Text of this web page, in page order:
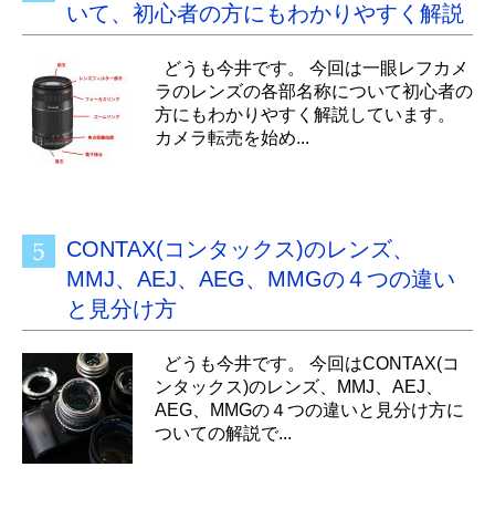
いて、初心者の方にもわかりやすく解説
どうも今井です。 今回は一眼レフカメ
ラのレンズの各部名称について初心者の
方にもわかりやすく解説しています。
カメラ転売を始め...
CONTAX(コンタックス)のレンズ、
MMJ、AEJ、AEG、MMGの４つの違い
と見分け方
どうも今井です。 今回はCONTAX(コ
ンタックス)のレンズ、MMJ、AEJ、
AEG、MMGの４つの違いと見分け方に
ついての解説で...